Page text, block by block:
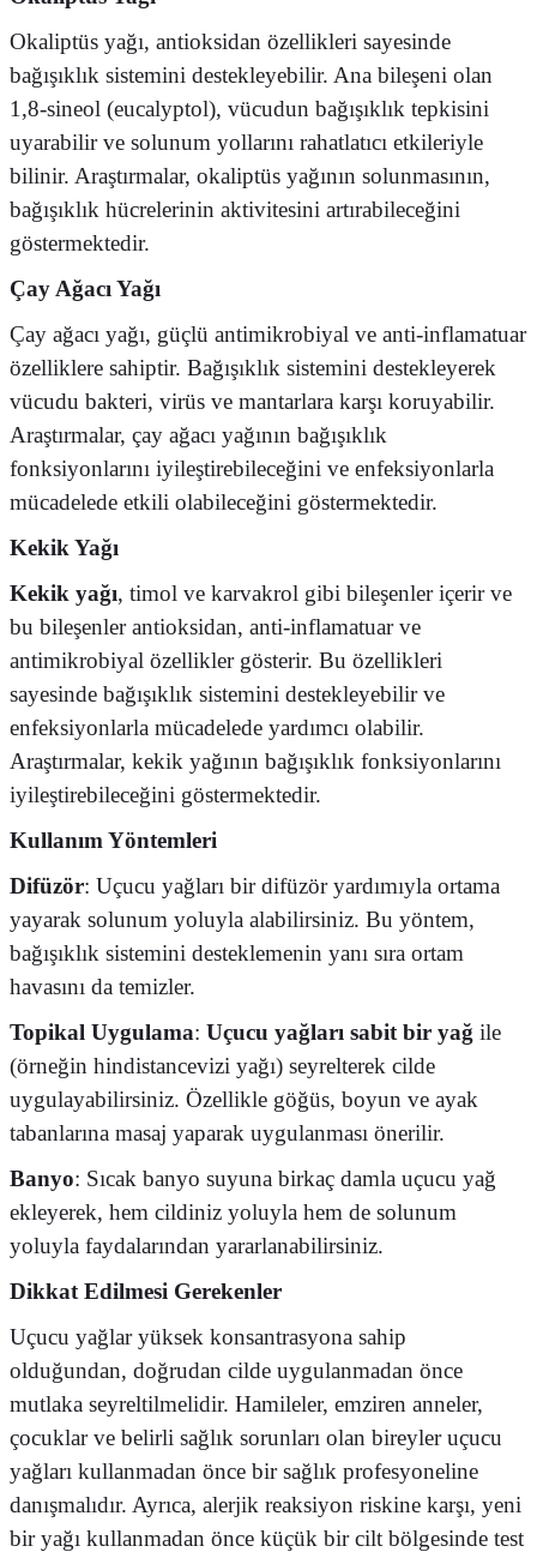
Okaliptüs yağı, antioksidan özellikleri sayesinde
bağışıklık sistemini destekleyebilir. Ana bileşeni olan
1,8-sineol (eucalyptol), vücudun bağışıklık tepkisini
uyarabilir ve solunum yollarını rahatlatıcı etkileriyle
bilinir. Araştırmalar, okaliptüs yağının solunmasının,
bağışıklık hücrelerinin aktivitesini artırabileceğini
göstermektedir.
Çay Ağacı Yağı
Çay ağacı yağı, güçlü antimikrobiyal ve anti-inflamatuar
özelliklere sahiptir. Bağışıklık sistemini destekleyerek
vücudu bakteri, virüs ve mantarlara karşı koruyabilir.
Araştırmalar, çay ağacı yağının bağışıklık
fonksiyonlarını iyileştirebileceğini ve enfeksiyonlarla
mücadelede etkili olabileceğini göstermektedir.
Kekik Yağı
Kekik yağı, timol ve karvakrol gibi bileşenler içerir ve
bu bileşenler antioksidan, anti-inflamatuar ve
antimikrobiyal özellikler gösterir. Bu özellikleri
sayesinde bağışıklık sistemini destekleyebilir ve
enfeksiyonlarla mücadelede yardımcı olabilir.
Araştırmalar, kekik yağının bağışıklık fonksiyonlarını
iyileştirebileceğini göstermektedir.
Kullanım Yöntemleri
Difüzör: Uçucu yağları bir difüzör yardımıyla ortama
yayarak solunum yoluyla alabilirsiniz. Bu yöntem,
bağışıklık sistemini desteklemenin yanı sıra ortam
havasını da temizler.
Topikal Uygulama: Uçucu yağları sabit bir yağ ile
(örneğin hindistancevizi yağı) seyrelterek cilde
uygulayabilirsiniz. Özellikle göğüs, boyun ve ayak
tabanlarına masaj yaparak uygulanması önerilir.
Banyo: Sıcak banyo suyuna birkaç damla uçucu yağ
ekleyerek, hem cildiniz yoluyla hem de solunum
yoluyla faydalarından yararlanabilirsiniz.
Dikkat Edilmesi Gerekenler
Uçucu yağlar yüksek konsantrasyona sahip
olduğundan, doğrudan cilde uygulanmadan önce
mutlaka seyreltilmelidir. Hamileler, emziren anneler,
çocuklar ve belirli sağlık sorunları olan bireyler uçucu
yağları kullanmadan önce bir sağlık profesyoneline
danışmalıdır. Ayrıca, alerjik reaksiyon riskine karşı, yeni
bir yağı kullanmadan önce küçük bir cilt bölgesinde test